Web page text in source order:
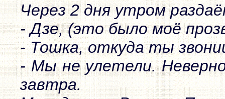
Через 2 дня утром
- Дзе, (это было моё
- Тошка, откуда ты
- Мы не улетели.
завтра.